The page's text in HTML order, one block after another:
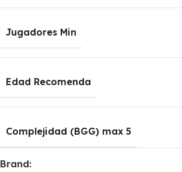
Jugadores Min
Edad Recomenda
Complejidad (BGG) max 5
Brand: